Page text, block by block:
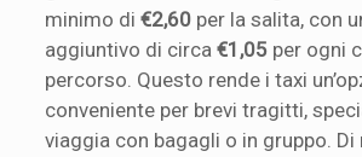
minimo di€2,60 per la salita, con
aggiuntivo di circa€1,05 per ogni
percorso. Questo rende i taxi
conveniente per brevi tragitti,
viaggia con bagagli o in gruppo. Di